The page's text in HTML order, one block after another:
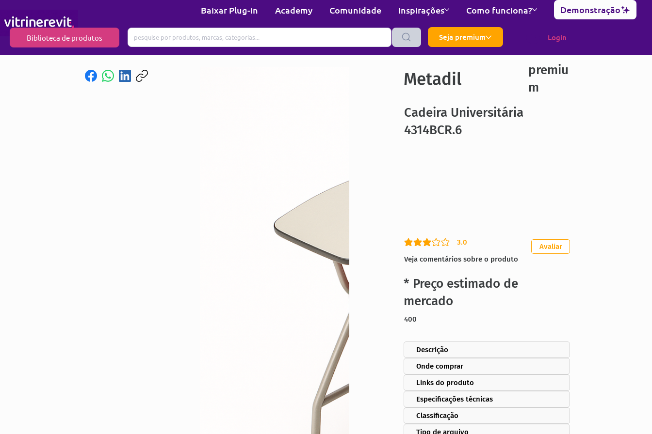
Baixar Plug-in Academy Comunidade Inspirações Como funciona? Demonstração
Biblioteca de produtos Seja premium Login
Metadil
premiu
m
Cadeira Universitária
4314BCR.6
3.0
classificação média é 3 de 5
Veja comentários sobre o produto
Avaliar
* Preço estimado de
mercado
400
Descrição
Onde comprar
Links do produto
Especificações técnicas
Classificação
Tipo de arquivo